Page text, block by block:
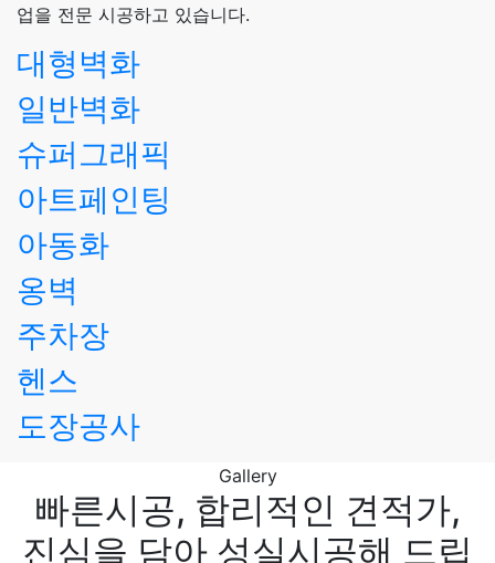
업을 전문 시공하고 있습니다.
대형벽화
일반벽화
슈퍼그래픽
아트페인팅
아동화
옹벽
주차장
헨스
도장공사
Gallery
빠른시공, 합리적인 견적가,
진심을 담아 성실시공해 드립